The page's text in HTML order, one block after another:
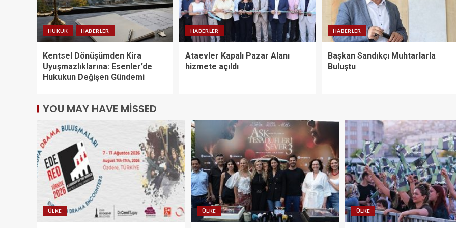
HUKUK HABERLER
Kentsel Dönüşümden Kira
Uyuşmazlıklarına: Esenler’de
Hukukun Değişen Gündemi
HABERLER
Ataevler Kapalı Pazar Alanı
hizmete açıldı
HABERLER
Başkan Sandıkçı Muhtarlarla
Buluştu
YOU MAY HAVE MISSED
ÜLKE ÜLKE ÜLKE